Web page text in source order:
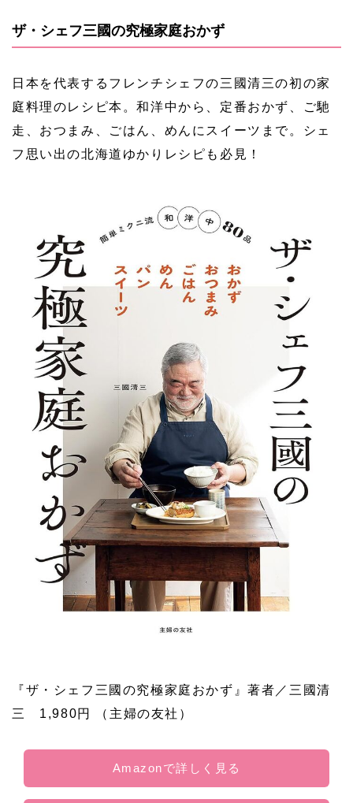
ザ・シェフ三國の究極家庭おかず
日本を代表するフレンチシェフの三國清三の初の家
庭料理のレシピ本。和洋中から、定番おかず、ご馳
走、おつまみ、ごはん、めんにスイーツまで。シェ
フ思い出の北海道ゆかりレシピも必見！
『ザ・シェフ三國の究極家庭おかず』著者／三國清
三 1,980円 （主婦の友社）
Amazonで詳しく見る